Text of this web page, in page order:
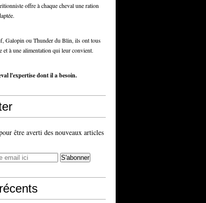
offre à chaque cheval une ration
Galopin ou Thunder du Blin, ils ont tous
et à une alimentation qui leur convient.
l'expertise dont il a besoin.
être averti des nouveaux articles